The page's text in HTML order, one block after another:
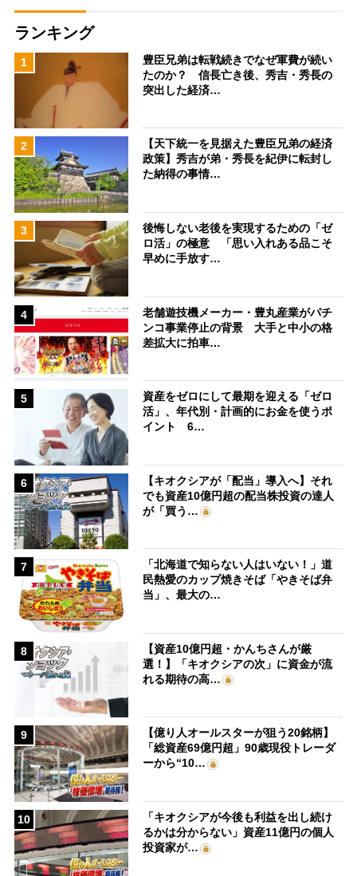
ランキング
1
豊臣兄弟は転戦続きでなぜ軍費が続い
たのか？ 信長亡き後、秀吉・秀長の
突出した経済…
2
【天下統一を見据えた豊臣兄弟の経済
政策】秀吉が弟・秀長を紀伊に転封し
た納得の事情…
3
後悔しない老後を実現するための「ゼ
ロ活」の極意 「思い入れある品こそ
早めに手放す…
4
老舗遊技機メーカー・豊丸産業がパチ
ンコ事業停止の背景 大手と中小の格
差拡大に拍車…
5
資産をゼロにして最期を迎える「ゼロ
活」、年代別・計画的にお金を使うポ
イント 6…
6
【キオクシアが「配当」導入へ】それ
でも資産10億円超の配当株投資の達人
が「買う…
7
「北海道で知らない人はいない！」道
民熱愛のカップ焼きそば「やきそば弁
当」、最大の…
8
【資産10億円超・かんちさんが厳
選！】「キオクシアの次」に資金が流
れる期待の高…
9
【億り人オールスターが狙う20銘柄】
「総資産69億円超」90歳現役トレーダ
ーから“10…
10
「キオクシアが今後も利益を出し続け
るかは分からない」資産11億円の個人
投資家が…